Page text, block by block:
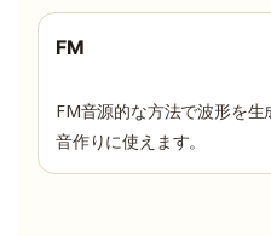
FM
FM音源的な方法で波形を生
音作りに使えます。